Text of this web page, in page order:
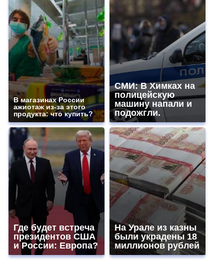
В магазинах России
ажиотаж из-за этого
продукта: что купить?
СМИ: В Химках на
полицейскую
машину напали и
подожгли.
Где будет встреча
президентов США
и России: Европа?
На Урале из казны
были украдены 18
миллионов рублей